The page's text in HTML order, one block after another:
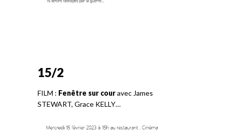
15/2
FILM : Fenêtre sur couravec James
STEWART, Grace KELLY…